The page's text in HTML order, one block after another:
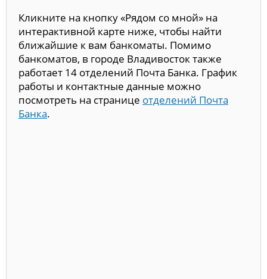
Кликните на кнопку «Рядом со мной» на
интерактивной карте ниже, чтобы найти
ближайшие к вам банкоматы. Помимо
банкоматов, в городе Владивосток также
работает 14 отделений Почта Банка. График
работы и контактные данные можно
посмотреть на странице отделений Почта
Банка.